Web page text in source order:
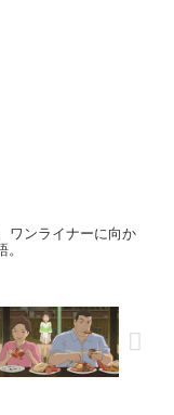
ワンライナーに向か